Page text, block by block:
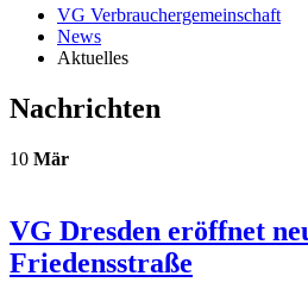
VG Verbrauchergemeinschaft
News
Aktuelles
Nachrichten
10 Mär
VG Dresden eröffnet
Friedensstraße